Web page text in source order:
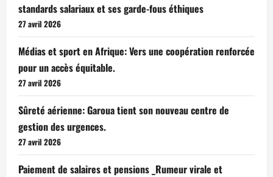
standards salariaux et ses garde-fous éthiques
27 avril 2026
Médias et sport en Afrique: Vers une coopération renforcée
pour un accès équitable.
27 avril 2026
Sûreté aérienne: Garoua tient son nouveau centre de
gestion des urgences.
27 avril 2026
Paiement de salaires et pensions _Rumeur virale et